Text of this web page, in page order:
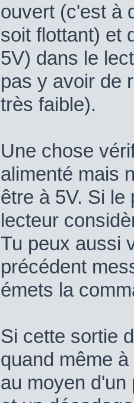
ouvert (c'est à
soit flottant) et
5V) dans le
pas y avoir de
très faible).
Une chose
alimenté mais
être à 5V. Si
lecteur
Tu peux aussi
précédent
émets la
Si cette sortie
quand même
au moyen d'un